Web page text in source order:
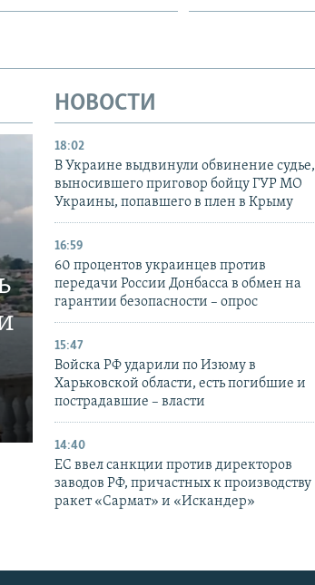
НОВОСТИ
18:02
В Украине выдвинули обвинение судье,
выносившего приговор бойцу ГУР МО
Украины, попавшего в плен в Крыму
16:59
60 процентов украинцев против
передачи России Донбасса в обмен на
гарантии безопасности – опрос
15:47
Войска РФ ударили по Изюму в
Харьковской области, есть погибшие и
пострадавшие – власти
14:40
ЕС ввел санкции против директоров
заводов РФ, причастных к производству
ракет «Сармат» и «Искандер»